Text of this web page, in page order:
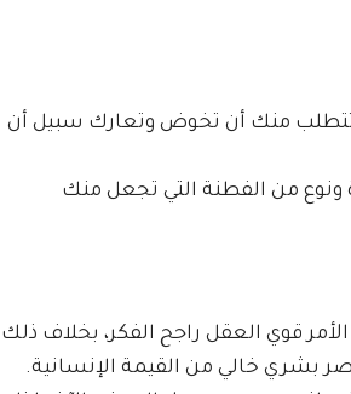
تتطلب منك أن تخوض وتعارك سبيل أن
ونوع من الفطنة التي تجعل منك
قوي العقل راجح الفكر، بخلاف ذلك
بشري خالي من القيمة الإنسانية.